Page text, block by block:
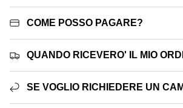
COME POSSO PAGARE?
QUANDO RICEVERO' IL MIO
SE VOGLIO RICHIEDERE UN